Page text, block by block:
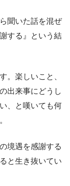
聞いた話を混ぜ
する』という結
。楽しいこと、
出来事にどうし
、と嘆いても何
境遇を感謝する
と生き抜いてい